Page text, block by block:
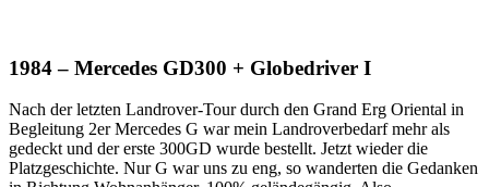
1984 – Mercedes GD300 + Globedriver I
Nach der letzten Landrover-Tour durch den Grand Erg Oriental in
Begleitung 2er Mercedes G war mein Landroverbedarf mehr als
gedeckt und der erste 300GD wurde bestellt. Jetzt wieder die
Platzgeschichte. Nur G war uns zu eng, so wanderten die Gedanken